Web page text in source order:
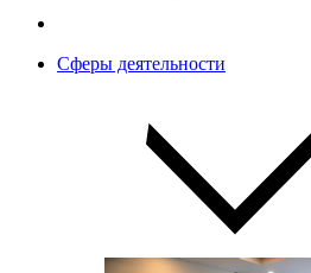
Сферы деятельности